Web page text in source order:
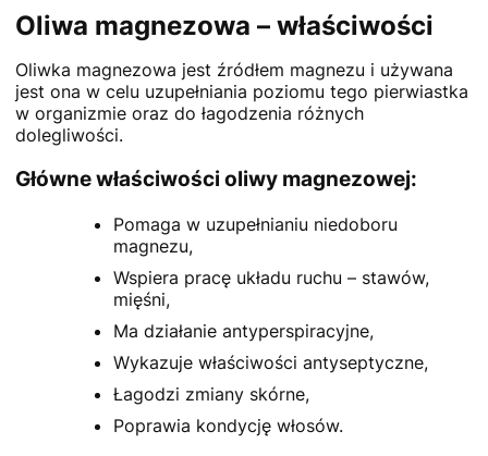
Oliwa magnezowa – właściwości
Oliwka magnezowa jest źródłem magnezu i używana
jest ona w celu uzupełniania poziomu tego pierwiastka
w organizmie oraz do łagodzenia różnych
dolegliwości.
Główne właściwości oliwy magnezowej:
Pomaga w uzupełnianiu niedoboru
magnezu,
Wspiera pracę układu ruchu – stawów,
mięśni,
Ma działanie antyperspiracyjne,
Wykazuje właściwości antyseptyczne,
Łagodzi zmiany skórne,
Poprawia kondycję włosów.